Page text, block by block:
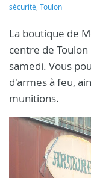
sécurité, Toulon
La boutique de
centre de
samedi. Vous
d'armes à feu,
munitions.